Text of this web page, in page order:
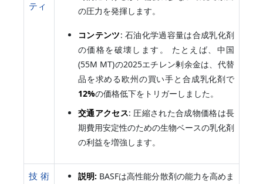
ティ
の圧力を発揮します。
コンテンツ: 石油化学過容量は合成乳化剤
の価格を破壊します。 たとえば、中国
(55M MT)の2025エチレン剰余金は、代替
品を求める欧州の買い手と合成乳化剤で
12%の価格低下をトリガーしました。
交通アクセス: 圧縮された合成物価格は長
期費用安定性のための生物ベースの乳化剤
の利益を増強します。
技術
説明: BASFは高性能分散剤の能力を高めま